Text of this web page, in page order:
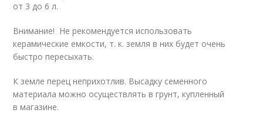
от 3 до 6 л.
Внимание! Не рекомендуется использовать
керамические емкости, т. к. земля в них будет очень
быстро пересыхать.
К земле перец неприхотлив. Высадку семенного
материала можно осуществлять в грунт, купленный
в магазине.